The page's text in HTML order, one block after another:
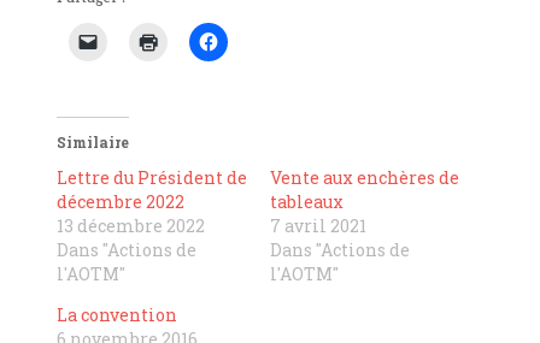
Similaire
Lettre du Président de
décembre 2022
13 décembre 2022
Dans "Actions de
l'AOTM"
Vente aux enchères de
tableaux
7 avril 2021
Dans "Actions de
l'AOTM"
La convention